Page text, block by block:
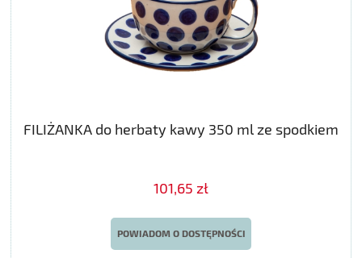
FILIŻANKA do herbaty kawy 350 ml ze spodkiem
101,65 zł
POWIADOM O DOSTĘPNOŚCI